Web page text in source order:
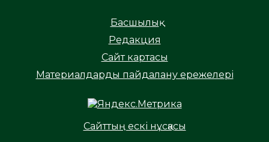
Басшылық
Редакция
Сайт картасы
Материалдарды пайдалану ережелері
Сайттың ескі нұсқасы